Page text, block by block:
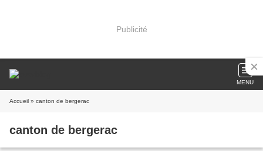
Publicité
MENU
Accueil » canton de bergerac
canton de bergerac